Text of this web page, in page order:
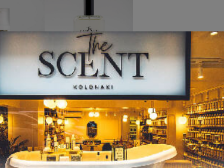
724
ΑΡΩΜΑΤΑ
Inspired by
ANGEL’S SHARE
8,00€ –